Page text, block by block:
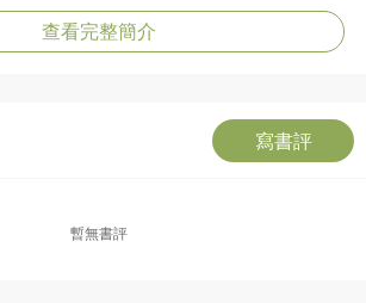
查看完整簡介
寫書評
暫無書評